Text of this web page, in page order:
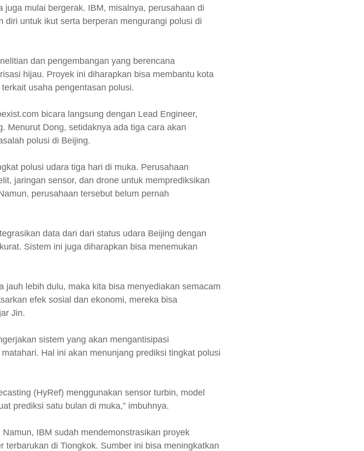
juga mulai bergerak. IBM, misalnya, perusahaan di
diri untuk ikut serta berperan mengurangi polusi di
dan pengembangan yang berencana
hijau. Proyek ini diharapkan bisa membantu kota
usaha pengentasan polusi.
bicara langsung dengan Lead Engineer,
Menurut Dong, setidaknya ada tiga cara akan
polusi di Beijing.
polusi udara tiga hari di muka. Perusahaan
jaringan sensor, dan drone untuk memprediksikan
perusahaan tersebut belum pernah
data dari dari status udara Beijing dengan
Sistem ini juga diharapkan bisa menemukan
jauh lebih dulu, maka kita bisa menyediakan semacam
efek sosial dan ekonomi, mereka bisa
Jin.
sistem yang akan mengantisipasi
Hal ini akan menunjang prediksi tingkat polusi
(HyRef) menggunakan sensor turbin, model
prediksi satu bulan di muka,” imbuhnya.
IBM sudah mendemonstrasikan proyek
terbarukan di Tiongkok. Sumber ini bisa meningkatkan